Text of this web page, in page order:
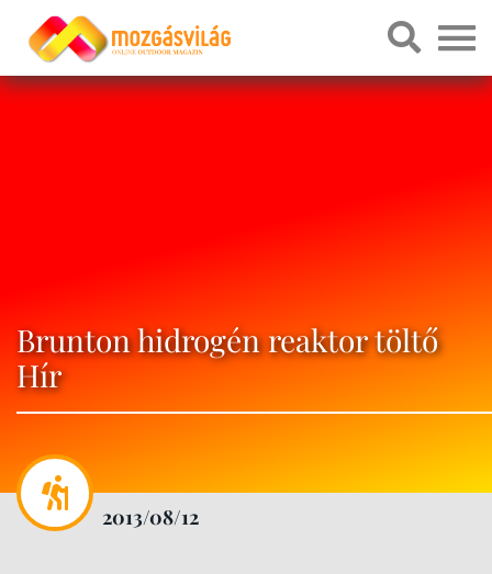
Brunton hidrogén reaktor töltő
Hír
2013/08/12